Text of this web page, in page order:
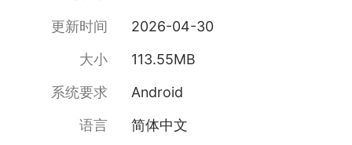
更新时间
2026-04-30
大小
113.55MB
系统要求
Android
语言
简体中文